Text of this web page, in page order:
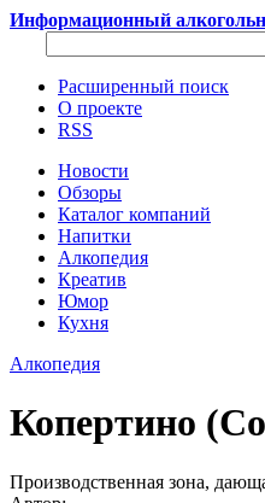
Информационный
Расширенный поиск
О проекте
RSS
Новости
Обзоры
Каталог компаний
Напитки
Алкопедия
Креатив
Юмор
Кухня
Алкопедия
Копертино
Производственная зона,